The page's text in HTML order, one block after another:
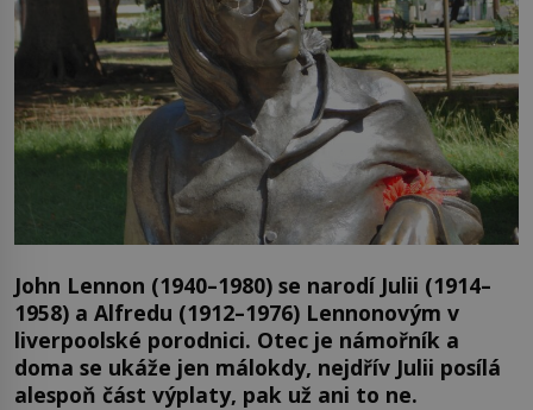
John Lennon (1940–1980) se narodí Julii (1914–
1958) a Alfredu (1912–1976) Lennonovým v
liverpoolské porodnici. Otec je námořník a
doma se ukáže jen málokdy, nejdřív Julii posílá
alespoň část výplaty, pak už ani to ne.